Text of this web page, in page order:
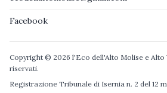
Facebook
Copyright © 2026 l'Eco dell'Alto Molise e Alto
riservati.
Registrazione Tribunale di Isernia n. 2 del 12